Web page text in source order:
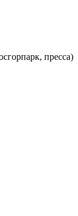
пресса)